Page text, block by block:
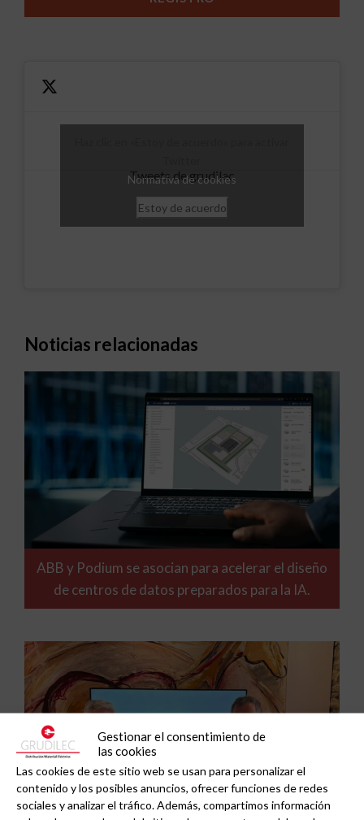
Gestionar el consentimiento de
las cookies
Las cookies de este sitio web se usan para personalizar el
contenido y los posibles anuncios, ofrecer funciones de redes
sociales y analizar el tráfico. Además, compartimos información
Tweets de grudilec
Normativa de cookies
Estoy de acuerdo
Noticias relacionadas
ABB y Podium se asocian para acelerar el diseño
de centros de datos preparados para la IA.